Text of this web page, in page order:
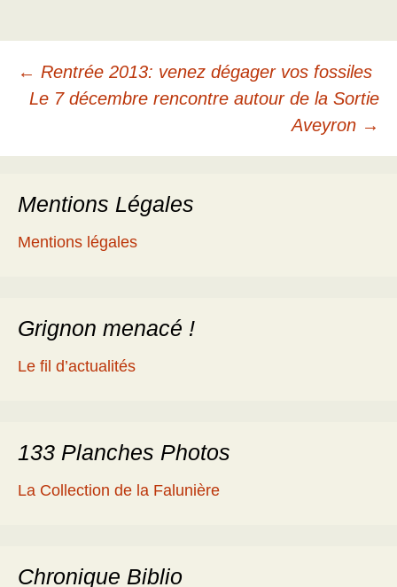
Navigation
articles
← Rentrée 2013: venez dégager vos fossiles
Le 7 décembre rencontre autour de la Sortie
Aveyron →
Mentions Légales
Mentions légales
Grignon menacé !
Le fil d’actualités
133 Planches Photos
La Collection de la Falunière
Chronique Biblio